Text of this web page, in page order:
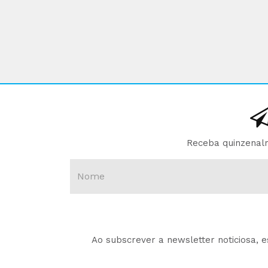
Receba
Ao subscrever a newsletter noticiosa,